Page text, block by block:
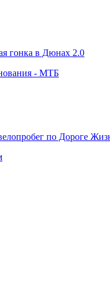
гонка в Дюнах 2.0
- МТБ
по Дороге